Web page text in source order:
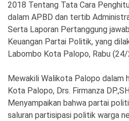
2018 Tentang Tata Cara
dalam APBD dan tertib
Serta Laporan Pertanggung
Keuangan Partai Politik, yang
Labombo Kota Palopo, Rabu
Mewakili Walikota Palopo dalam
Kota Palopo, Drs. Firmanza
Menyampaikan bahwa partai
saluran partisipasi politik warga